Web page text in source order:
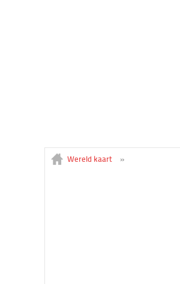
Wereld kaart »